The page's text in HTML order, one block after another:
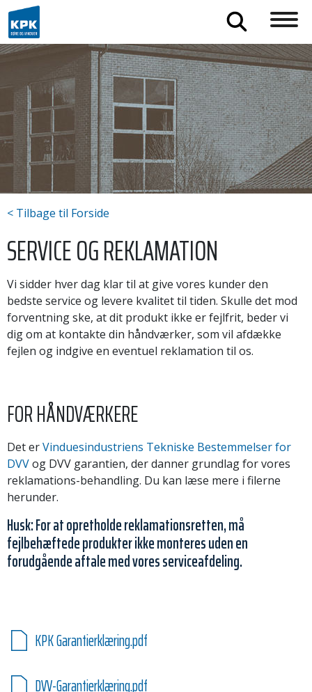
< Tilbage til Forside
SERVICE OG REKLAMATION
Vi sidder hver dag klar til at give vores kunder den
bedste service og levere kvalitet til tiden. Skulle det mod
forventning ske, at dit produkt ikke er fejlfrit, beder vi
dig om at kontakte din håndværker, som vil afdække
fejlen og indgive en eventuel reklamation til os.
FOR HÅNDVÆRKERE
Det erVinduesindustriens Tekniske Bestemmelser for
DVVog DVV garantien, der danner grundlag for vores
reklamations-behandling. Du kan læse mere i filerne
herunder.
Husk: For at opretholde reklamationsretten, må
fejlbehæftede produkter ikke monteres uden en
forudgående aftale med vores serviceafdeling.
KPK Garantierklæring.pdf
DVV-Garantierklæring.pdf